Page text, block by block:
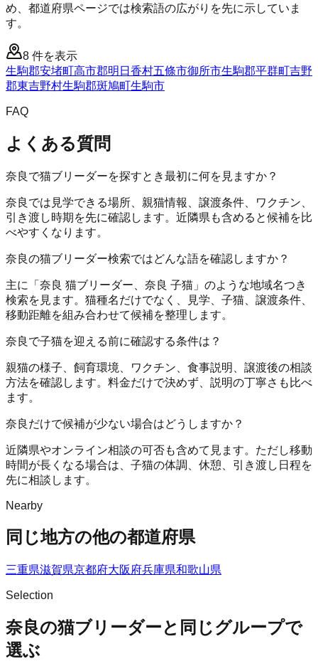
め、都道府県ページでは検索語の広がりを先に示していま
す。
8 件を表示
生駒郡安堵町高市郡明日香村五條市御所市生駒郡平群町吉野
郡東吉野村生駒郡斑鳩町生駒市
FAQ
よくある質問
奈良で猫ブリーダーを探すとき最初に何を見ますか？
奈良では見学できる場所、親猫情報、譲渡条件、ワクチン、
引き渡し時期を先に確認します。近隣県も含めると候補を比
べやすくなります。
奈良の猫ブリーダー検索ではどんな語を確認しますか？
主に「奈良 猫ブリーダー、奈良 子猫」のような地域名つき
検索を見ます。猫種名だけでなく、見学、子猫、譲渡条件、
移動距離を組み合わせて候補を整理します。
奈良で子猫を迎える前に確認する条件は？
親猫の様子、飼育環境、ワクチン、食事説明、譲渡後の相談
方法を確認します。料金だけで決めず、説明の丁寧さも比べ
ます。
奈良だけで候補が少ない場合はどうしますか？
近隣県やオンライン相談の可否も含めて見ます。ただし移動
時間が長くなる場合は、子猫の体調、休憩、引き渡し日程を
先に相談します。
Nearby
同じ地方の他の都道府県
三重県滋賀県京都府大阪府兵庫県和歌山県
Selection
奈良の猫ブリーダーと同じグループで
選ぶ